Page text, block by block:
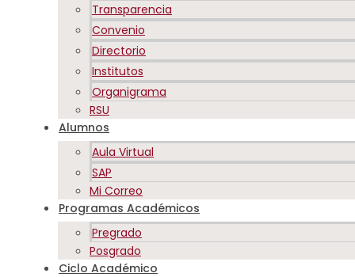
Transparencia
Convenio
Directorio
Institutos
Organigrama
RSU
Alumnos
Aula Virtual
SAP
Mi Correo
Programas Académicos
Pregrado
Posgrado
Ciclo Académico